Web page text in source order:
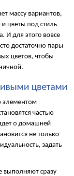
массу вариантов,
цветы под стиль
И для этого вовсе
достаточно пары
цветов, чтобы
цветами
элементом
частью
о домашней
не только
задать
выполняют сразу